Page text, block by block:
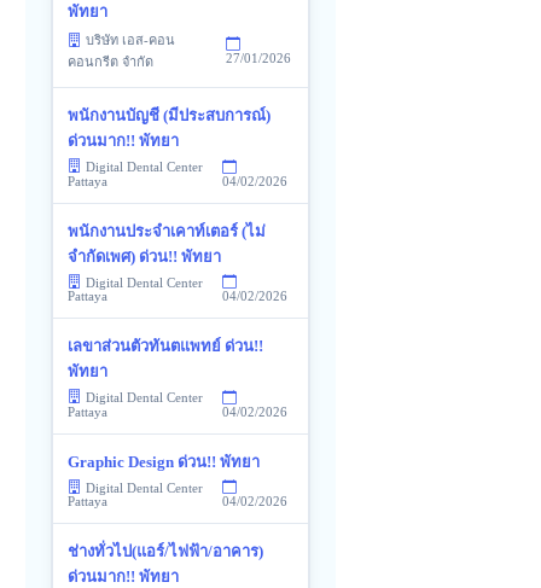
พัทยา
บริษัท เอส-คอน
คอนกรีต จำกัด
27/01/2026
พนักงานบัญชี (มีประสบการณ์)
ด่วนมาก!! พัทยา
Digital Dental Center
Pattaya
04/02/2026
พนักงานประจำเคาท์เตอร์ (ไม่
จำกัดเพศ) ด่วน!! พัทยา
Digital Dental Center
Pattaya
04/02/2026
เลขาส่วนตัวทันตแพทย์ ด่วน!!
พัทยา
Digital Dental Center
Pattaya
04/02/2026
Graphic Design ด่วน!! พัทยา
Digital Dental Center
Pattaya
04/02/2026
ช่างทั่วไป(แอร์/ไฟฟ้า/อาคาร)
ด่วนมาก!! พัทยา